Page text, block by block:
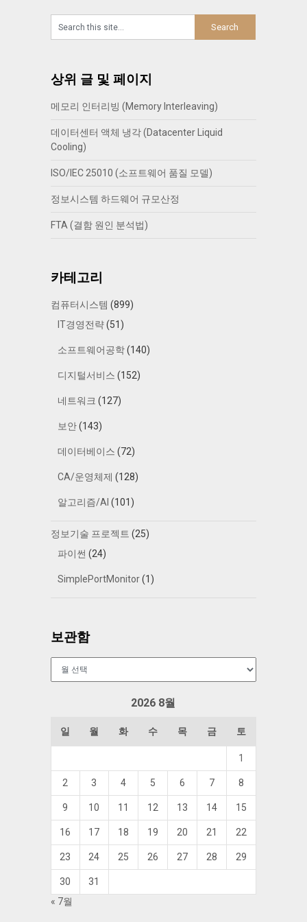
상위 글 및 페이지
메모리 인터리빙 (Memory Interleaving)
데이터센터 액체 냉각 (Datacenter Liquid
Cooling)
ISO/IEC 25010 (소프트웨어 품질 모델)
정보시스템 하드웨어 규모산정
FTA (결함 원인 분석법)
카테고리
컴퓨터시스템 (899)
IT경영전략(51)
소프트웨어공학(140)
디지털서비스 (152)
네트워크 (127)
보안(143)
데이터베이스 (72)
CA/운영체제 (128)
알고리즘/AI (101)
정보기술 프로젝트 (25)
파이썬 (24)
SimplePortMonitor(1)
보관함
2026 8월
일 월 화 수 목 금 토
1
2 3 4 5 6 7 8
9 10 11 12 13 14 15
16 17 18 19 20 21 22
23 24 25 26 27 28 29
30
31
« 7월